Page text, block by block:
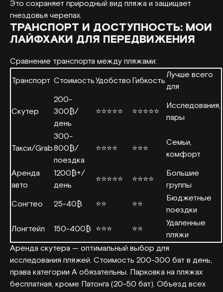
Это сохраняет природный вид пляжа и защищает
гнездовья черепах.
ТРАНСПОРТ И ДОСТУПНОСТЬ: МОИ
ЛАЙФХАКИ ДЛЯ ПЕРЕДВИЖЕНИЯ
Сравнение транспорта между пляжами:
Транспорт СтоимостьУдобствоГибкость
Лучше всего
для
Скутер
200-
300₿/
день
⭐⭐⭐⭐⭐ ⭐⭐⭐⭐⭐
Исследования,
пары
Такси/Grab
300-
800₿/
поездка
⭐⭐⭐⭐ ⭐⭐⭐
Семьи,
комфорт
Аренда
авто
1200₿+/
день
⭐⭐⭐⭐⭐ ⭐⭐⭐⭐
Большие
группы
Сонгтео
25-40₿ ⭐⭐ ⭐⭐
Бюджетные
поездки
Лонгтейл
150-400₿ ⭐⭐⭐ ⭐⭐
Удаленные
пляжи
Аренда скутера — оптимальный выбор для
исследования пляжей. Стоимость 200-300 бат в день,
права категории А обязательны. Парковка на пляжах
бесплатная, кроме Патонга (20-50 бат). Объезд всех